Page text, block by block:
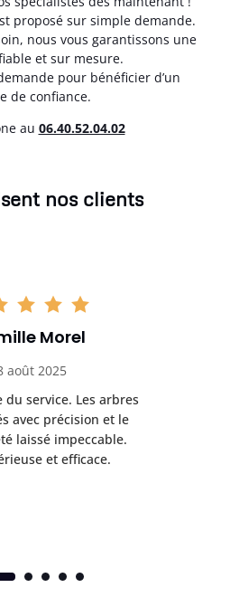
proposé sur simple demande.
nous vous garantissons une
et sur mesure.
pour bénéficier d’un
de confiance.
au 06.40.52.04.02
nos clients
Morel
août 2025
du service. Les arbres
avec précision et le
laissé impeccable.
et efficace.